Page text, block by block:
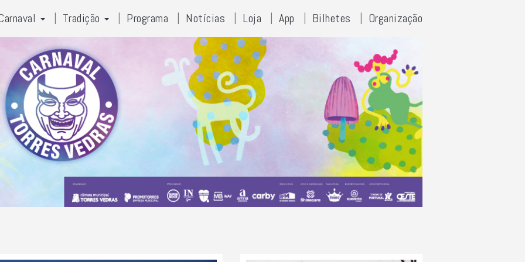
Tradição Programa Notícias Loja App Bilhetes Organização